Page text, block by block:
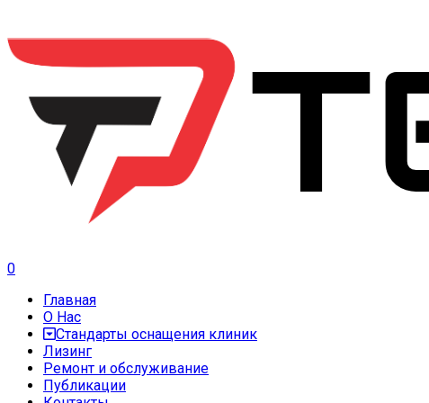
0
Главная
О Нас
Стандарты оснащения клиник
Лизинг
Ремонт и обслуживание
Публикации